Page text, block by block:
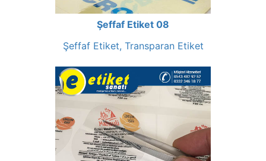
Şeffaf Etiket 08
Şeffaf Etiket, Transparan Etiket